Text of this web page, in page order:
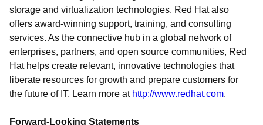
storage and virtualization technologies. Red Hat also
offers award-winning support, training, and consulting
services. As the connective hub in a global network of
enterprises, partners, and open source communities, Red
Hat helps create relevant, innovative technologies that
liberate resources for growth and prepare customers for
the future of IT. Learn more at http://www.redhat.com.
Forward-Looking Statements